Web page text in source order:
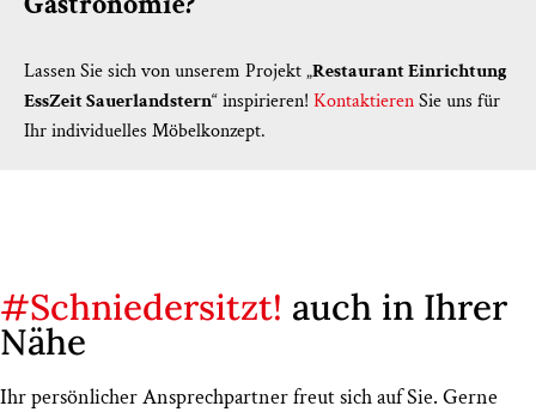
Lassen Sie sich von unserem Projekt „Restaurant Einrichtung
EssZeit Sauerlandstern“ inspirieren! KontaktierenSie uns für
Ihr individuelles Möbelkonzept.
#Schniedersitzt! auch in Ihrer
Nähe
Ihr persönlicher Ansprechpartner freut sich auf Sie. Gerne